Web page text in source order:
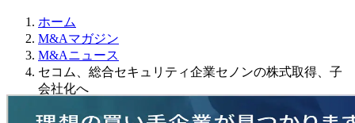
ホーム
M&Aマガジン
M&Aニュース
セコム、総合セキュリティ企業セノンの株式取得、子
会社化へ